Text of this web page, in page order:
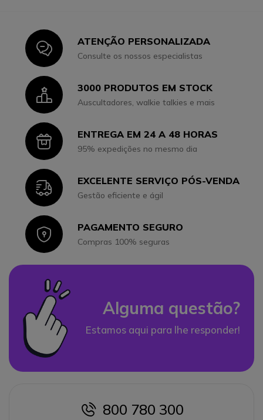
IconATENÇÃO PERSONALIZADA
Consulte os nossos especialistas
Icon3000 PRODUTOS EM STOCK
Auscultadores, walkie talkies e mais
IconENTREGA EM 24 A 48 HORAS
95% expedições no mesmo dia
IconEXCELENTE SERVIÇO PÓS-VENDA
Gestão eficiente e ágil
IconPAGAMENTO SEGURO
Compras 100% seguras
Alguma questão?
Estamos aqui para lhe responder!
icon
800 780 300